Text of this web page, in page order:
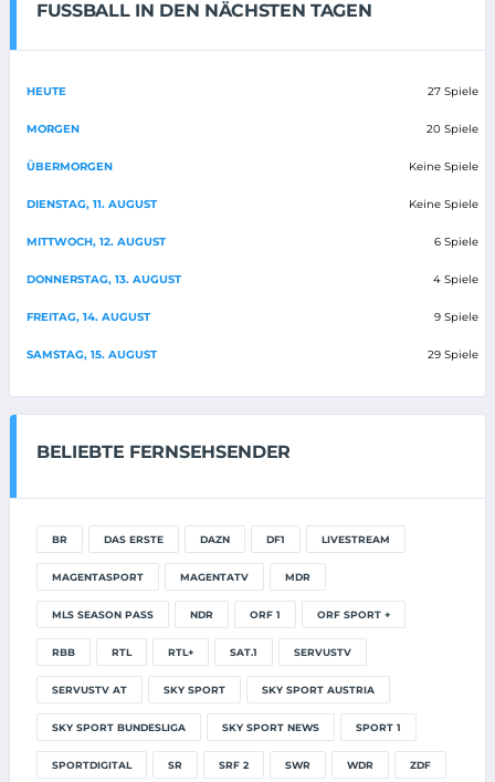
FUSSBALL IN DEN NÄCHSTEN TAGEN
HEUTE 27 Spiele
MORGEN 20 Spiele
ÜBERMORGEN Keine Spiele
DIENSTAG, 11. AUGUST Keine Spiele
MITTWOCH, 12. AUGUST 6 Spiele
DONNERSTAG, 13. AUGUST 4 Spiele
FREITAG, 14. AUGUST 9 Spiele
SAMSTAG, 15. AUGUST 29 Spiele
BELIEBTE FERNSEHSENDER
BR DAS ERSTE DAZN DF1 LIVESTREAM
MAGENTASPORT MAGENTATV MDR
MLS SEASON PASS NDR ORF 1 ORF SPORT +
RBB RTL RTL+ SAT.1 SERVUSTV
SERVUSTV AT SKY SPORT SKY SPORT AUSTRIA
SKY SPORT BUNDESLIGA SKY SPORT NEWS SPORT 1
SPORTDIGITAL SR SRF 2 SWR WDR ZDF